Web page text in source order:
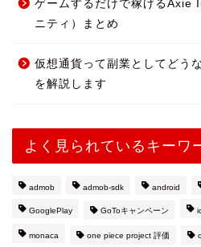
ゲームするだけで稼げるAxie
ニティ）まとめ
仮想通貨って副業としてどう
を解説します
よく見られているキーワ
admob admob-sdk android
GooglePlay GoToキャンペーン
monaca one piece project 評価